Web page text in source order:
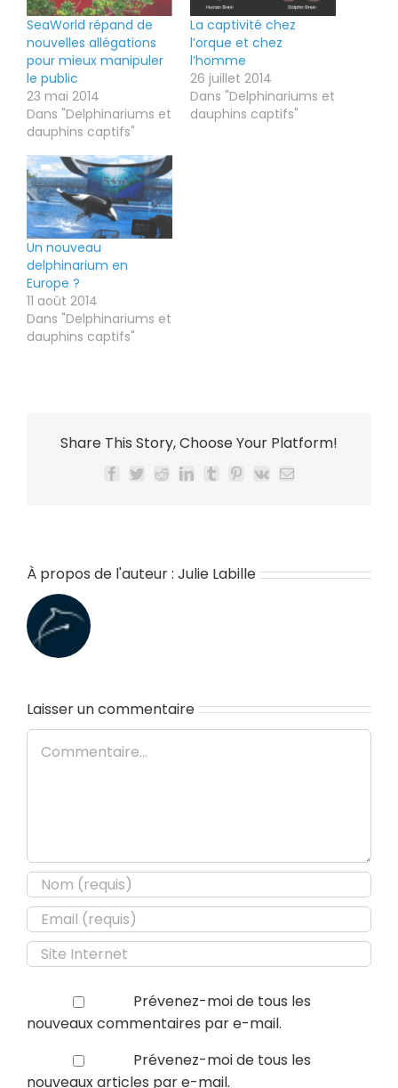
SeaWorld répand de
nouvelles allégations
pour mieux manipuler
le public
23 mai 2014
Dans "Delphinariums et
dauphins captifs"
La captivité chez
l’orque et chez
l’homme
26 juillet 2014
Dans "Delphinariums et
dauphins captifs"
Un nouveau
delphinarium en
Europe ?
11 août 2014
Dans "Delphinariums et
dauphins captifs"
Share This Story, Choose Your Platform!
Facebook
TwitterRedditLinkedIn
TumblrPinterest
Vk Email
À propos de l'auteur : Julie Labille
Laisser un commentaire
Commentaire
Prévenez-moi de tous les
nouveaux commentaires par e-mail.
Prévenez-moi de tous les
nouveaux articles par e-mail.